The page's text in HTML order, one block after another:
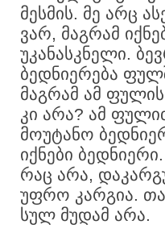
მესმის. მე არც
ვარ, მაგრამ
უკანასკნელი.
ბედნიერება
მაგრამ ამ
კი არა? ამ
მოუტანო
იქნები
რაც არა,
უფრო კარგია.
სულ მუდამ არა.